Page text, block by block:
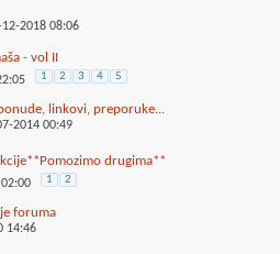
2018 08:06
- vol II
1 2 3 4 5
linkovi, preporuke...
2014 00:49
drugima**
1 2
foruma
14:46